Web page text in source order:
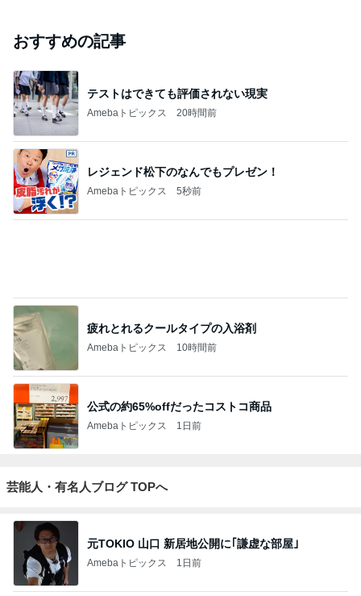
おすすめの記事
テストはできても評価されない現実
Amebaトピックス 20時間前
レジェンド松下のなんでもプレゼン！
Amebaトピックス 5秒前
疲れとれるクールタイプの入浴剤
Amebaトピックス 10時間前
公式の約65%offだったコストコ商品
Amebaトピックス 1日前
芸能人・有名人ブログ TOPへ
元TOKIO 山口 新居地公開に｢謙虚な部屋｣
Amebaトピックス 1日前